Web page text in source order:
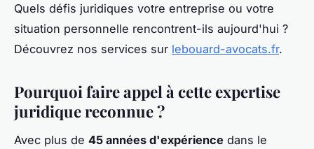
Quels défis juridiques votre entreprise ou votre
situation personnelle rencontrent-ils aujourd'hui ?
Découvrez nos services sur lebouard-avocats.fr.
Pourquoi faire appel à cette expertise
juridique reconnue ?
Avec plus de 45 années d'expérience dans le